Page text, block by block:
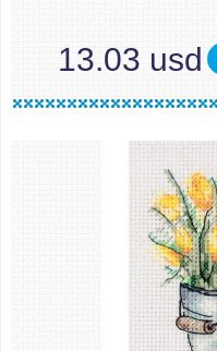
13.03 usd